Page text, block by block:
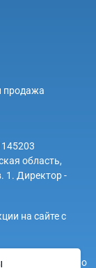
продажа
область,
1. Директор -
на сайте с
исключительно